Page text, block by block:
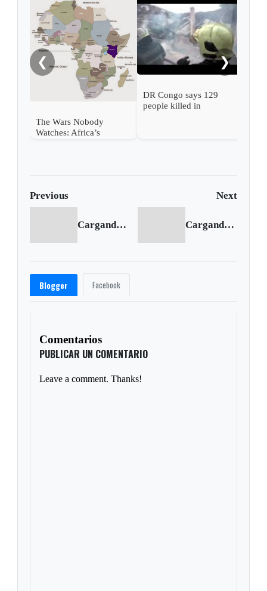
❮
The Wars Nobody
Watches: Africa’s
DR Congo says 129
people killed in
❯
Previous Next
Cargando anterior... Cargando siguiente...
Blogger Facebook
Comentarios
PUBLICAR UN COMENTARIO
Leave a comment. Thanks!